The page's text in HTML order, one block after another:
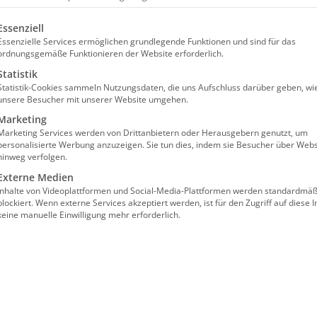
für Tagespflegen
im Wege einer “Präsenz im digitalen
GoToMeeting gearbeitet.
eine Liste der Service-Gruppen, für die eine
Services ermöglichen grundlegende Funktionen und sind für das
Funktionieren der Website erforderlich.
Cookies sammeln Nutzungsdaten, die uns Aufschluss darüber geben,
Besucher mit unserer Website umgehen.
Services werden von Drittanbietern oder Herausgebern genutzt, um
Werbung anzuzeigen. Sie tun dies, indem sie Besucher über
verfolgen.
Medien
von Videoplattformen und Social-Media-Plattformen werden
Wenn externe Services akzeptiert werden, ist für den Zugriff auf diese
manuelle Einwilligung mehr erforderlich.